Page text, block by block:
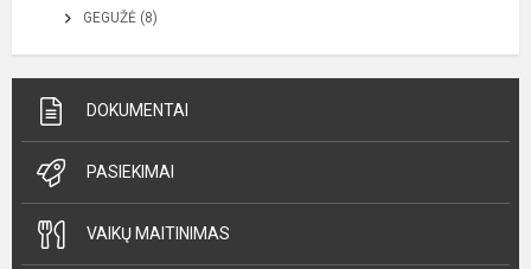
GEGUŽĖ (8)
DOKUMENTAI
PASIEKIMAI
VAIKŲ MAITINIMAS